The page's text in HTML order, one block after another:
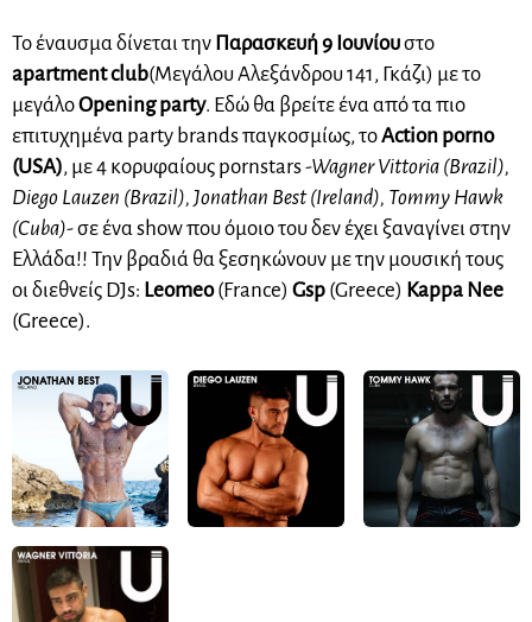
Το έναυσμα δίνεται την Παρασκευή 9 Ιουνίουστο
apartment club(Μεγάλου Αλεξάνδρου 141, Γκάζι) με το
μεγάλοOpening party. Εδώ θα βρείτεένα από τα πιο
επιτυχημένα party brands παγκοσμίως, τοAction porno
(USA), με 4 κορυφαίους pornstars-Wagner Vittoria (Brazil),
Diego Lauzen (Brazil), Jonathan Best (Ireland), Tommy Hawk
(Cuba)-σε ένα show που όμοιο του δεν έχει ξαναγίνει στην
Ελλάδα!! Την βραδιά θα ξεσηκώνουν με την μουσική τους
οι διεθνείς DJs: Leomeo(France) Gsp (Greece) Kappa Nee
(Greece).